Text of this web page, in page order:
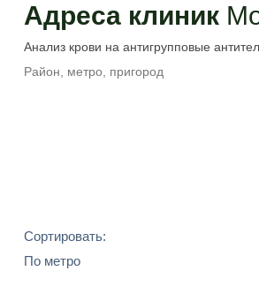
Адреса клиник
Сортировать:
По метро